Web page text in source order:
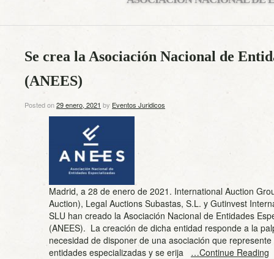
Se crea la Asociación Nacional de
(ANEES)
Posted on29 enero, 2021 by Eventos Juridicos
Madrid, a 28 de enero de 2021. International Auction
Auction), Legal Auctions Subastas, S.L. y Gutinvest
SLU han creado la Asociación Nacional de Entidades
(ANEES). La creación de dicha entidad responde a la
necesidad de disponer de una asociación que
entidades especializadas y se erija …Continue Reading